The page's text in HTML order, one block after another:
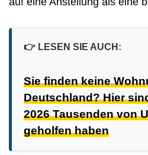
👉 LESEN SIE AUCH:
Sie finden keine
Deutschland? Hier
2026 Tausenden von
geholfen haben